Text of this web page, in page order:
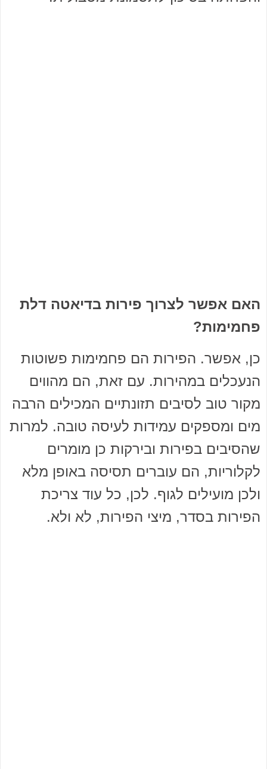
האם אפשר לצרוך פירות בדיאטה דלת
פחמימות?
כן, אפשר. הפירות הם פחמימות פשוטות
הנעכלים במהירות. עם זאת, הם מהווים
מקור טוב לסיבים תזונתיים המכילים הרבה
מים ומספקים עמידות לעיסה טובה. למרות
שהסיבים בפירות ובירקות כן מומרים
לקלוריות, הם עוברים תסיסה באופן מלא
ולכן מועילים לגוף. לכן, כל עוד צריכת
הפירות בסדר, מיצי הפירות, לא ולא.